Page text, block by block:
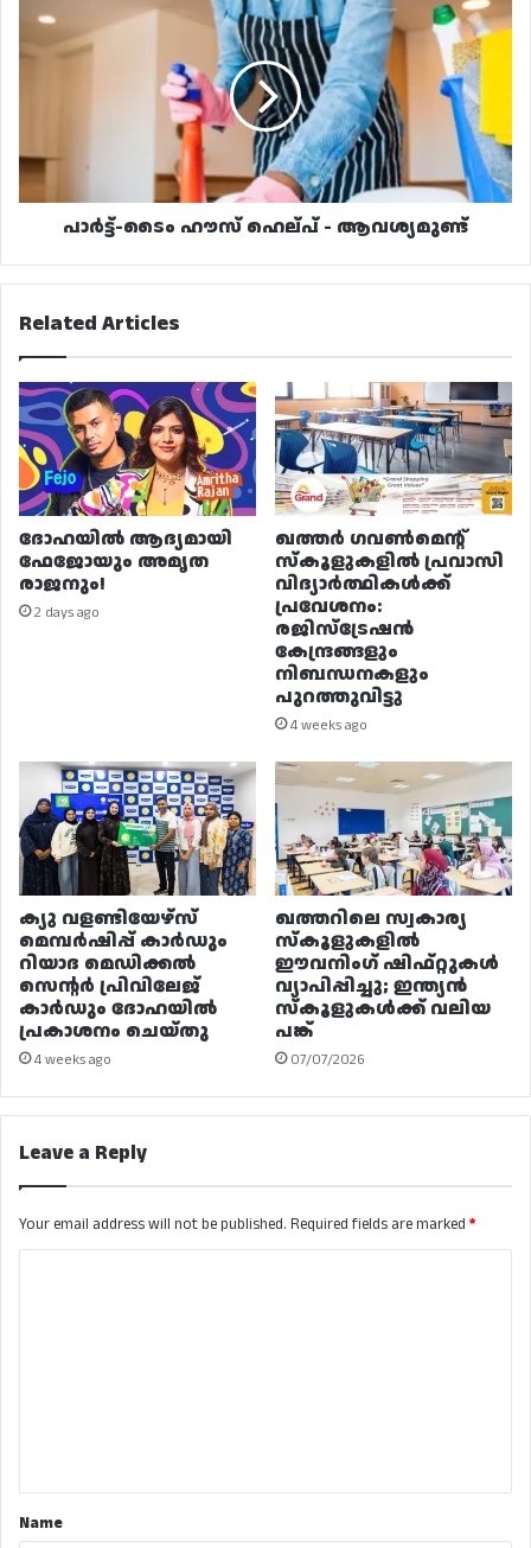
ടൈം
ഹൗസ്
പാർട്ട്-ടൈം ഹൗസ് ഹെല്പ് - ആവശ്യമുണ്ട്
Related Articles
ദോഹയിൽ ആദ്യമായി
ഫേജോയും അമൃത
രാജനും!
2 days ago
ഖത്തർ ഗവൺമെന്റ്
സ്കൂളുകളിൽ പ്രവാസി
വിദ്യാർത്ഥികൾക്ക്
പ്രവേശനം:
രജിസ്ട്രേഷൻ
കേന്ദ്രങ്ങളും
നിബന്ധനകളും
പുറത്തുവിട്ടു
4 weeks ago
ക്യു വളണ്ടിയേഴ്‌സ്
മെമ്പർഷിപ്പ് കാർഡും
റിയാദ മെഡിക്കൽ
സെന്റർ പ്രിവിലേജ്
കാർഡും ദോഹയിൽ
പ്രകാശനം ചെയ്തു
4 weeks ago
ഖത്തറിലെ സ്വകാര്യ
സ്കൂളുകളിൽ
ഈവനിംഗ് ഷിഫ്റ്റുകൾ
വ്യാപിപ്പിച്ചു; ഇന്ത്യൻ
സ്കൂളുകൾക്ക് വലിയ
പങ്ക്
07/07/2026
Leave a Reply
Your email address will not be published. Required fields are marked *
*Name